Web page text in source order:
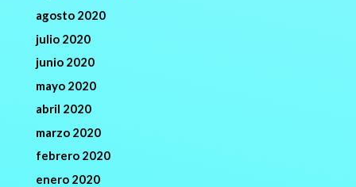
agosto 2020
julio 2020
junio 2020
mayo 2020
abril 2020
marzo 2020
febrero 2020
enero 2020